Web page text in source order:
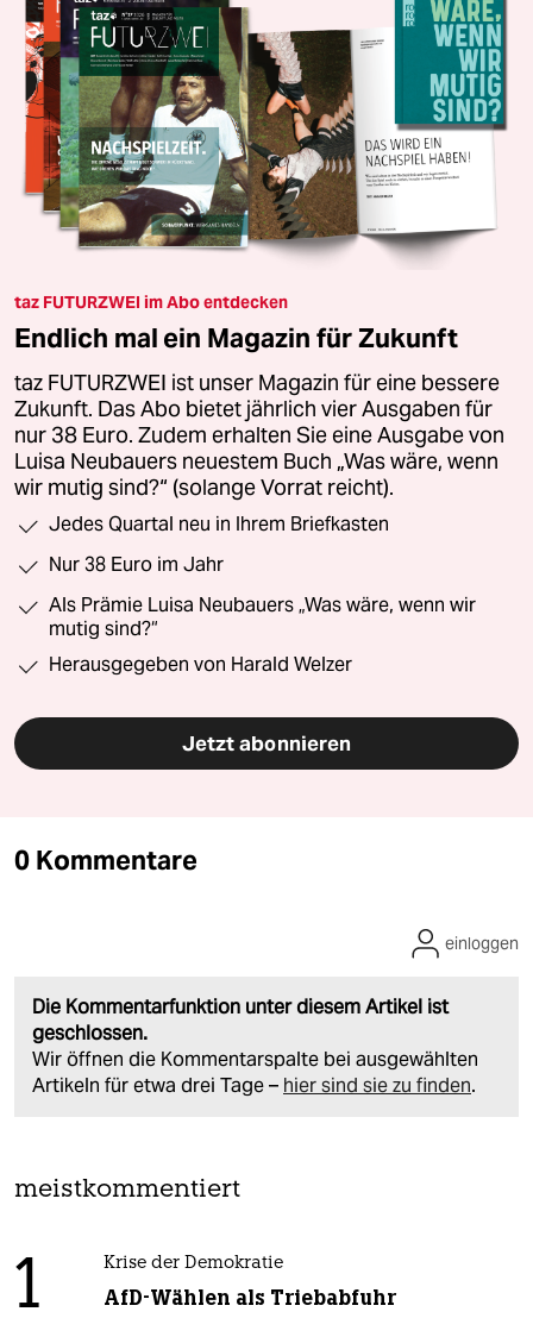
taz FUTURZWEI im Abo entdecken
Endlich mal ein Magazin für Zukunft
taz FUTURZWEI ist unser Magazin für eine bessere
Zukunft. Das Abo bietet jährlich vier Ausgaben für
nur 38 Euro. Zudem erhalten Sie eine Ausgabe von
Luisa Neubauers neuestem Buch „Was wäre, wenn
wir mutig sind?“ (solange Vorrat reicht).
Jedes Quartal neu in Ihrem Briefkasten
Nur 38 Euro im Jahr
Als Prämie Luisa Neubauers „Was wäre, wenn wir
mutig sind?“
Herausgegeben von Harald Welzer
Jetzt abonnieren
0 Kommentare
Die Kommentarfunktion unter diesem Artikel ist
geschlossen.
Wir öffnen die Kommentarspalte bei ausgewählten
Artikeln für etwa drei Tage – hier sind sie zu finden.
einloggen
meistkommentiert
1 Krise der Demokratie
AfD-Wählen als Triebabfuhr